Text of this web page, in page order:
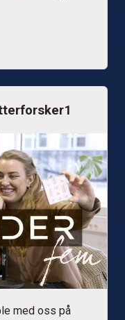
med oss på